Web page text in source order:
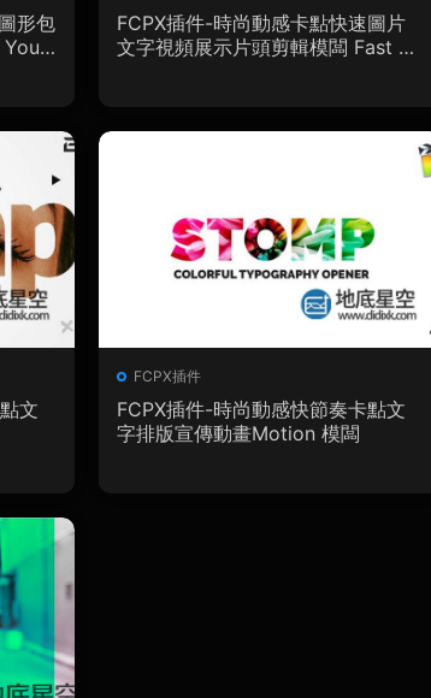
形包
Yout
FCPX插件-時尚動感卡點快速圖片
文字視頻展示片頭剪輯模闆 Fast Sli
文
FCPX插件
FCPX插件-時尚動感快節奏卡點文
字排版宣傳動畫Motion 模闆